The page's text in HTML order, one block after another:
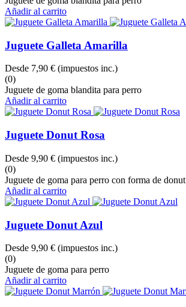
Añadir al carrito
Juguete Galleta Amarilla
Desde 7,90 € (impuestos inc.)
(0)
Juguete de goma blandita para perro
Añadir al carrito
Juguete Donut Rosa
Desde 9,90 € (impuestos inc.)
(0)
Juguete de goma para perro con forma de donut
Añadir al carrito
Juguete Donut Azul
Desde 9,90 € (impuestos inc.)
(0)
Juguete de goma para perro
Añadir al carrito